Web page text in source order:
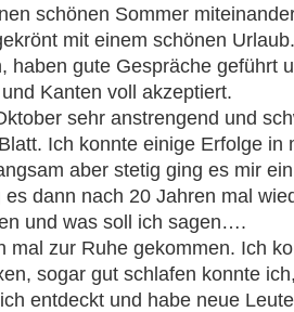
schönen Sommer
mit einem schönen
haben gute Gespräche geführt
Kanten voll akzeptiert.
sehr anstrengend und
Ich konnte einige Erfolge in
aber stetig ging es mir
dann nach 20 Jahren mal
und was soll ich sagen….
mal zur Ruhe gekommen. Ich
sogar gut schlafen konnte
entdeckt und habe neue